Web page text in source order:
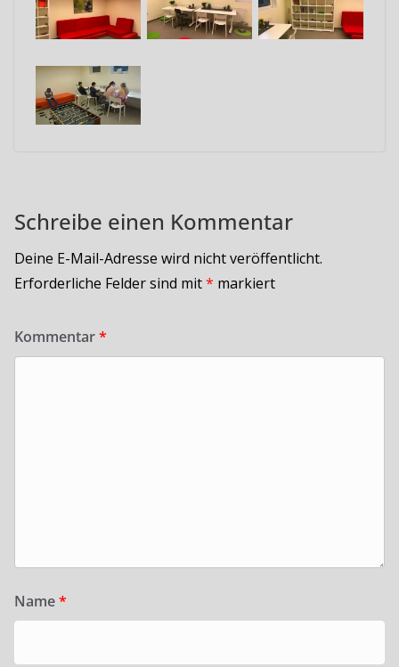
Schreibe einen Kommentar
Deine E-Mail-Adresse wird nicht veröffentlicht.
Erforderliche Felder sind mit* markiert
Kommentar*
Name*